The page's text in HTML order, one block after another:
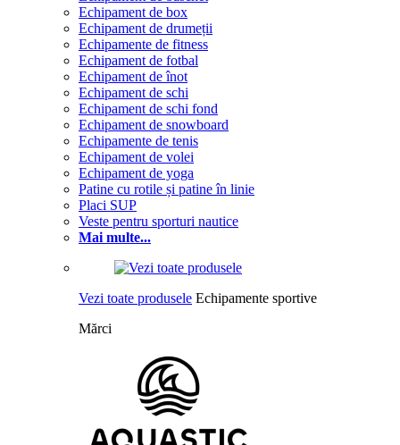
Echipament de box
Echipament de drumeții
Echipamente de fitness
Echipament de fotbal
Echipament de înot
Echipament de schi
Echipament de schi fond
Echipament de snowboard
Echipamente de tenis
Echipament de volei
Echipament de yoga
Patine cu rotile și patine în linie
Placi SUP
Veste pentru sporturi nautice
Mai multe...
Vezi toate produsele Echipamente sportive
Mărci